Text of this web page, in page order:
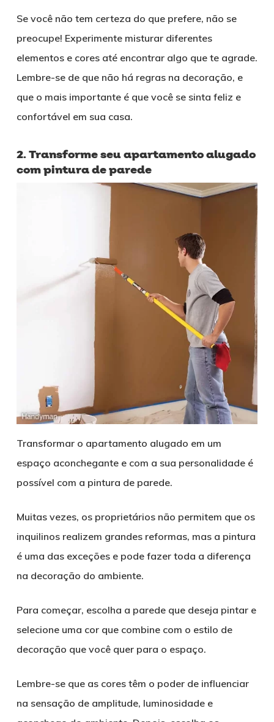
Se você não tem certeza do que prefere, não se
preocupe! Experimente misturar diferentes
elementos e cores até encontrar algo que te agrade.
Lembre-se de que não há regras na decoração, e
que o mais importante é que você se sinta feliz e
confortável em sua casa.
2. Transforme seu apartamento alugado
com pintura de parede
Transformar o apartamento alugado em um
espaço aconchegante e com a sua personalidade é
possível com a pintura de parede.
Muitas vezes, os proprietários não permitem que os
inquilinos realizem grandes reformas, mas a pintura
é uma das exceções e pode fazer toda a diferença
na decoração do ambiente.
Para começar, escolha a parede que deseja pintar e
selecione uma cor que combine com o estilo de
decoração que você quer para o espaço.
Lembre-se que as cores têm o poder de influenciar
na sensação de amplitude, luminosidade e